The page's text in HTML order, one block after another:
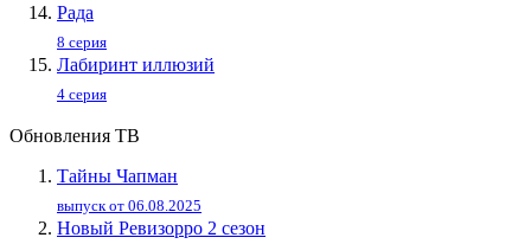
Рада
8 серия
Лабиринт иллюзий
4 серия
Обновления ТВ
Тайны Чапман
выпуск от 06.08.2025
Новый Ревизорро 2 сезон